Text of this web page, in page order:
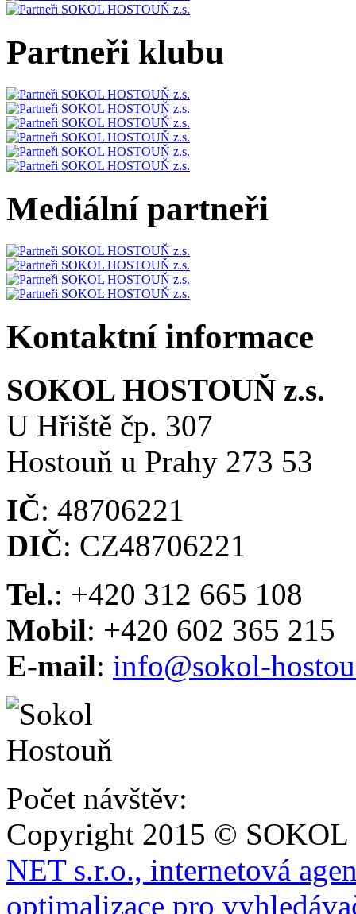
Partneři klubu
Mediální partneři
Kontaktní informace
SOKOL HOSTOUŇ z.s.
U Hřiště čp. 307
Hostouň u Prahy 273 53
IČ: 48706221
DIČ: CZ48706221
Tel.: +420 312 665 108
Mobil: +420 602 365 215
E-mail: info@sokol-
Počet návštěv:
Copyright 2015 ©
NET s.r.o., internetová
optimalizace pro